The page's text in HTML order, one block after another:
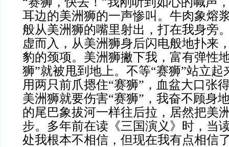
耳边的美洲狮的一声惨叫。牛肉象熔
般从美洲狮的嘴里射出，打在我身旁
虚而入，从美洲狮身后闪电般地扑来
豹的颈项。美洲狮撇下我，富有弹性
狮”就被甩到地上。不等“赛狮”站立
用两只前爪摁住“赛狮”，血盆大口张
美洲狮就要伤害“赛狮”，我奋不顾身
的尾巴象拔河一样往后拉，居然把美
步。多年前在读《三国演义》时，当
处我根本不相信，但现在我有点相信